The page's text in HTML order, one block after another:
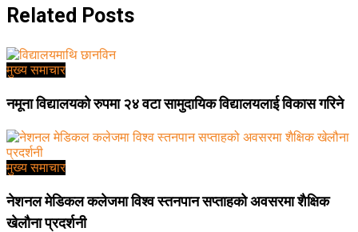
Related Posts
मुख्य समाचार
नमूना विद्यालयको रुपमा २४ वटा सामुदायिक विद्यालयलाई विकास गरिने
मुख्य समाचार
नेशनल मेडिकल कलेजमा विश्व स्तनपान सप्ताहको अवसरमा शैक्षिक
खेलौना प्रदर्शनी